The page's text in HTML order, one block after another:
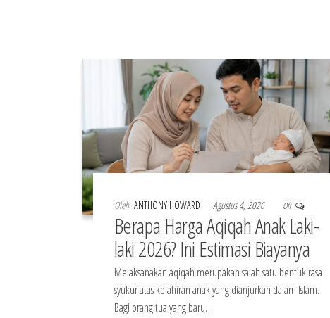
Oleh ANTHONY HOWARD Agustus 4, 2026 Off
Berapa Harga Aqiqah Anak Laki-
laki 2026? Ini Estimasi Biayanya
Melaksanakan aqiqah merupakan salah satu bentuk rasa
syukur atas kelahiran anak yang dianjurkan dalam Islam.
Bagi orang tua yang baru…